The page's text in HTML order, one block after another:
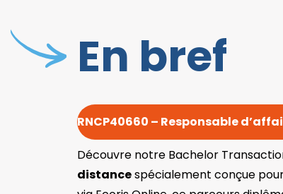
En bref
RNCP40660 – Responsable
Découvre notre Bachelor
distancespécialement conçue